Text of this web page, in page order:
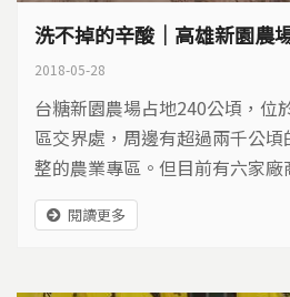
洗不掉的辛酸｜高雄新園農
2018-05-28
台糖新園農場占地240公頃，位
區交界處，周邊有超過兩千公
整的農業專區。但目前有六家
是生產螺絲、金屬扣件等相關金
的業者，總面積超過60公頃，將
閱讀更多